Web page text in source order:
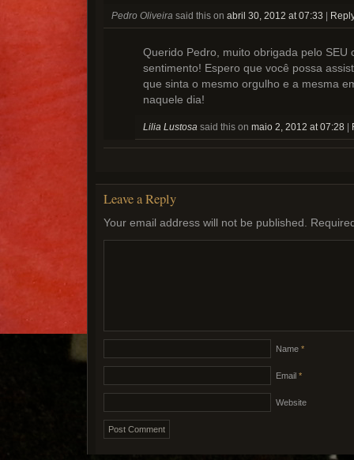
Pedro Oliveira said this on abril 30, 2012 at 07:33 |
Querido Pedro, muito obrigada pelo SEU
sentimento! Espero que você possa
que sinta o mesmo orgulho e a mesma
naquele dia!
Lilia Lustosa said this on maio 2, 2012 at 07:28 |
Leave a Reply
Your email address will not be published.
Name *
Email *
Website